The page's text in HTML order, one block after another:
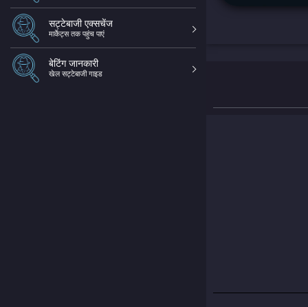
सट्टेबाजी एक्सचेंज
मार्केट्स तक पहुंच पाएं
बेटिंग जानकारी
खेल सट्टेबाजी गाइड